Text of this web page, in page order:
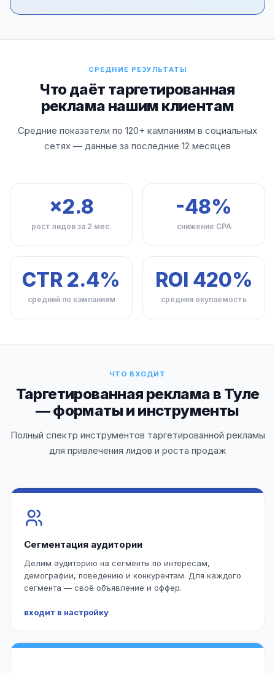
СРЕДНИЕ РЕЗУЛЬТАТЫ
Что даёт таргетированная
реклама нашим клиентам
Средние показатели по 120+ кампаниям в социальных
сетях — данные за последние 12 месяцев
×2.8
рост лидов за 2 мес.
-48%
снижение CPA
CTR 2.4%
средний по кампаниям
ROI 420%
средняя окупаемость
ЧТО ВХОДИТ
Таргетированная реклама в Туле
— форматы и инструменты
Полный спектр инструментов таргетированной рекламы
для привлечения лидов и роста продаж
Сегментация аудитории
Делим аудиторию на сегменты по интересам,
демографии, поведению и конкурентам. Для каждого
сегмента — своё объявление и оффер.
входит в настройку